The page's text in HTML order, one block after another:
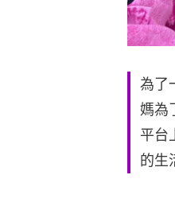
為了
媽為
平台
的生